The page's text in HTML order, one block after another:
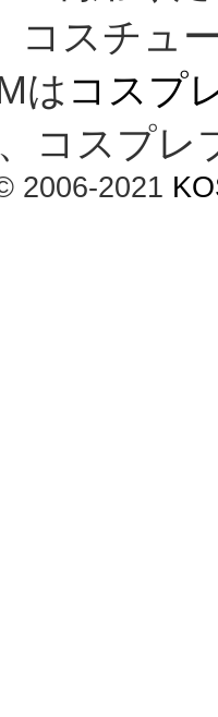
コスチュ
は コスプ
コスプレ
2006-2021